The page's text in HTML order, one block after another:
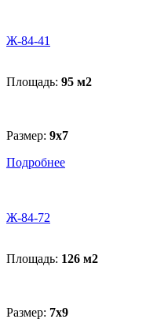
Ж-84-41
Площадь: 95 м2
Размер: 9x7
Подробнее
Ж-84-72
Площадь: 126 м2
Размер: 7x9